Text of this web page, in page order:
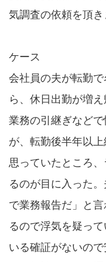
気調査の依頼を頂き
ケース
会社員の夫が転勤
ら、休日出勤が増
業務の引継ぎなど
が、転勤後半年以
思っていたところ
るのが目に入った
で業務報告だ」と
るので浮気を疑っ
いる確証がないの